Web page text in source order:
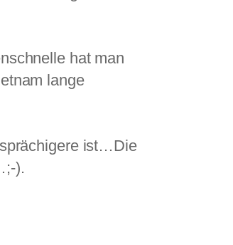
hat man
lange
ist…Die
).